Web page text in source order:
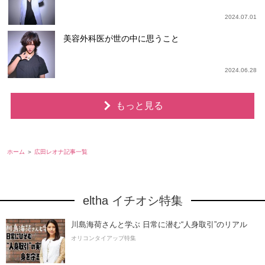
2024.07.01
美容外科医が世の中に思うこと
2024.06.28
もっと見る
ホーム 広田レオナ記事一覧
eltha イチオシ特集
川島海荷さんと学ぶ 日常に潜む“人身取引”のリアル
オリコンタイアップ特集